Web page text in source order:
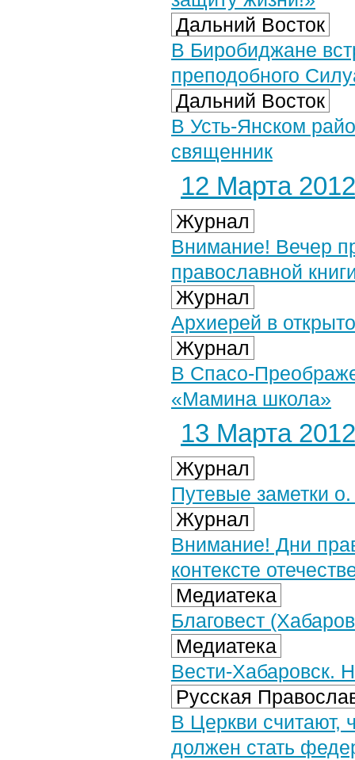
Дальний Восток
В Биробиджане
преподобного
Дальний Восток
В Усть-Янском
священник
12 Марта 2012
Журнал
Внимание! Вечер
православной
Журнал
Архиерей в
Журнал
В Спасо-
«Мамина школа»
13 Марта 2012
Журнал
Путевые заметки
Журнал
Внимание! Дни
контексте
Медиатека
Благовест
Медиатека
Вести-Хабаровск.
Русская
В Церкви считают,
должен стать